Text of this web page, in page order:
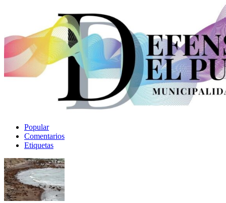
Popular
Comentarios
Etiquetas